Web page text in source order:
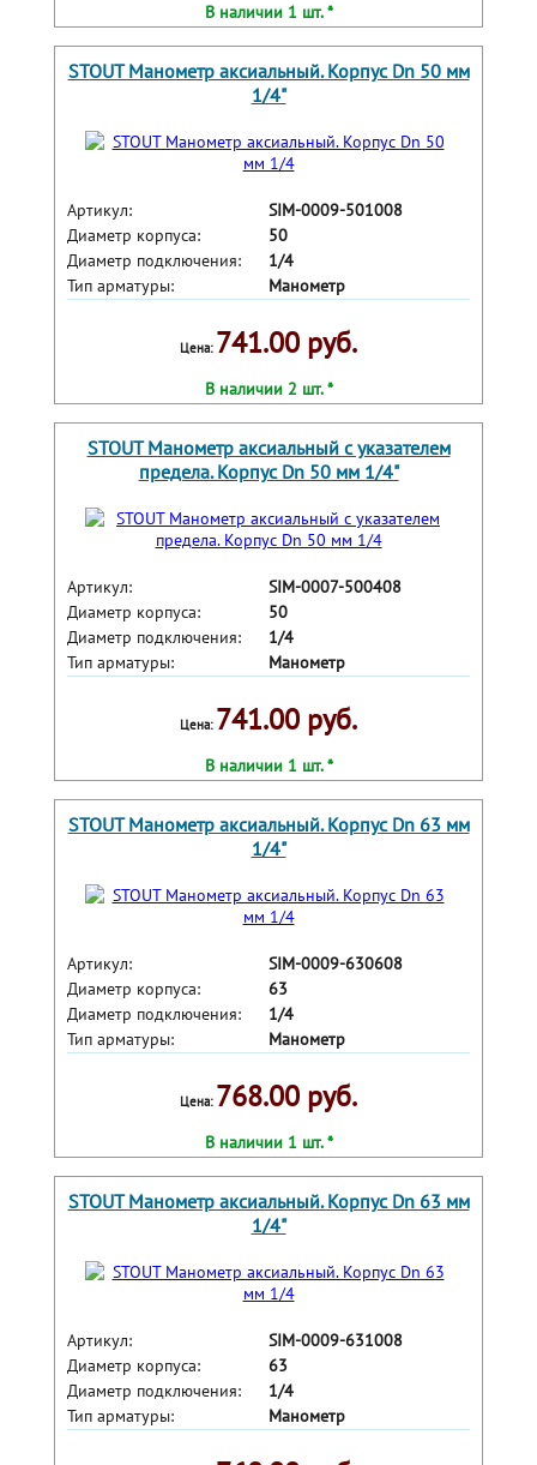
В наличии 1 шт. *
STOUT Манометр аксиальный. Корпус Dn 50 мм
1/4"
Артикул:
SIM-0009-501008
Диаметр корпуса:
50
Диаметр подключения:
1/4
Тип арматуры:
Манометр
Цена: 741.00 руб.
В наличии 2 шт. *
STOUT Манометр аксиальный с указателем
предела. Корпус Dn 50 мм 1/4"
Артикул:
SIM-0007-500408
Диаметр корпуса:
50
Диаметр подключения:
1/4
Тип арматуры:
Манометр
Цена: 741.00 руб.
В наличии 1 шт. *
STOUT Манометр аксиальный. Корпус Dn 63 мм
1/4"
Артикул:
SIM-0009-630608
Диаметр корпуса:
63
Диаметр подключения:
1/4
Тип арматуры:
Манометр
Цена: 768.00 руб.
В наличии 1 шт. *
STOUT Манометр аксиальный. Корпус Dn 63 мм
1/4"
Артикул:
SIM-0009-631008
Диаметр корпуса:
63
Диаметр подключения:
1/4
Тип арматуры:
Манометр